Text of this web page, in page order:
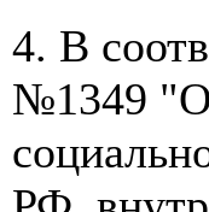
4. В
№1349 "О